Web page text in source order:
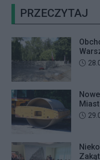
PRZECZYTAJ
Data
Data